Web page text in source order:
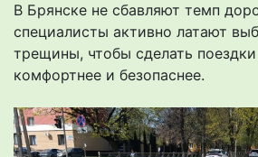
В Брянске не сбавляют темп
специалисты активно латают
трещины, чтобы сделать
комфортнее и безопаснее.